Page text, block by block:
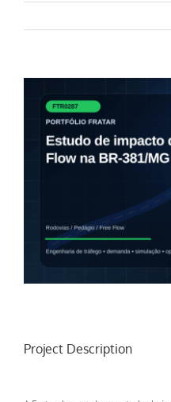
Project Description